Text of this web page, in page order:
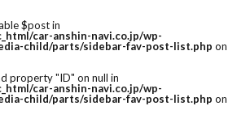
$post in
car-anshin-navi.co.jp/wp-
child/parts/sidebar-fav-post-list.php on
property "ID" on null in
car-anshin-navi.co.jp/wp-
child/parts/sidebar-fav-post-list.php on